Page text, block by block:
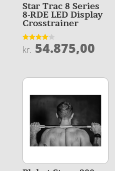
Star Trac 8 Series
8-RDE LED Display
Crosstrainer
Vurderet
4.1
kr. 54.875,00